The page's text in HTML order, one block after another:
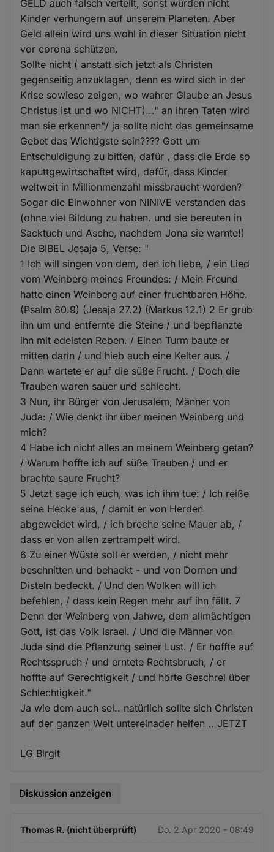
GELD auch falsch verteilt, sonst würden nicht
Kinder verhungern auf unserem Planeten. Aber
Geld allein wird uns wohl in dieser Situation nicht
vor corona schützen.
Sollte nicht ( anstatt sich jetzt als Christen
gegenseitig anzuklagen, denn es wird sich in der
Krise sowieso zeigen, wo wahrer Glaube an Jesus
Christus ist und wo NICHT)..." an ihren Taten wird
man sie erkennen"/ ja sollte nicht das gemeinsame
Gebet das Wichtigste sein???? Gott um
Entschuldigung zu bitten, dafür , dass die Erde so
kaputtgewirtschaftet wird, dafür, dass Kinder
weltweit in Millionmenzahl missbraucht werden?
Sogar die Einwohner von NINIVE verstanden das
(ohne viel Bildung zu haben. und sie bereuten in
Sacktuch und Asche, nachdem Jona sie warnte!)
Die BIBEL Jesaja 5, Verse: "
1 Ich will singen von dem, den ich liebe, / ein Lied
vom Weinberg meines Freundes: / Mein Freund
hatte einen Weinberg auf einer fruchtbaren Höhe.
(Psalm 80.9) (Jesaja 27.2) (Markus 12.1) 2 Er grub
ihn um und entfernte die Steine / und bepflanzte
ihn mit edelsten Reben. / Einen Turm baute er
mitten darin / und hieb auch eine Kelter aus. /
Dann wartete er auf die süße Frucht. / Doch die
Trauben waren sauer und schlecht.
3 Nun, ihr Bürger von Jerusalem, Männer von
Juda: / Wie denkt ihr über meinen Weinberg und
mich?
4 Habe ich nicht alles an meinem Weinberg getan?
/ Warum hoffte ich auf süße Trauben / und er
brachte saure Frucht?
5 Jetzt sage ich euch, was ich ihm tue: / Ich reiße
seine Hecke aus, / damit er von Herden
abgeweidet wird, / ich breche seine Mauer ab, /
dass er von allen zertrampelt wird.
6 Zu einer Wüste soll er werden, / nicht mehr
beschnitten und behackt - und von Dornen und
Disteln bedeckt. / Und den Wolken will ich
befehlen, / dass kein Regen mehr auf ihn fällt. 7
Denn der Weinberg von Jahwe, dem allmächtigen
Gott, ist das Volk Israel. / Und die Männer von
Juda sind die Pflanzung seiner Lust. / Er hoffte auf
Rechtsspruch / und erntete Rechtsbruch, / er
hoffte auf Gerechtigkeit / und hörte Geschrei über
Schlechtigkeit."
Ja wie dem auch sei.. natürlich sollte sich Christen
auf der ganzen Welt untereinader helfen .. JETZT
LG Birgit
Diskussion anzeigen
Thomas R. (nicht überprüft) Do. 2 Apr 2020 - 08:49